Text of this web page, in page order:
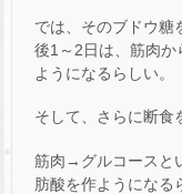
では、そのブドウ糖
後1～2日は、筋肉か
ようになるらしい。
そして、さらに断食
筋肉→グルコースと
肪酸を作ようになる